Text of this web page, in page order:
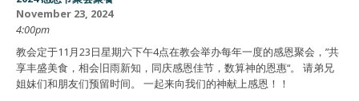
November 23, 2024
4:00pm
教会定于11月23日星期六下午4点在教会举办每年一度的感恩聚会，”共
享丰盛美食，相会旧雨新知，同庆感恩佳节，数算神的恩惠“。 请弟兄
姐妹们和朋友们预留时间。 一起来向我们的神献上感恩！！